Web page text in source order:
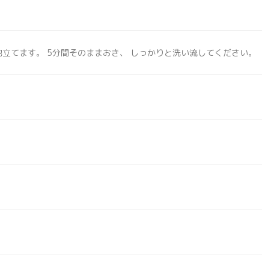
てます。 5分間そのままおき、 しっかりと洗い流してください。